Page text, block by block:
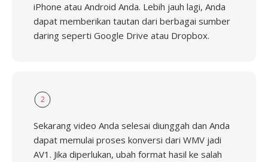
iPhone atau Android Anda. Lebih jauh lagi, Anda
dapat memberikan tautan dari berbagai sumber
daring seperti Google Drive atau Dropbox.
2
Sekarang video Anda selesai diunggah dan Anda
dapat memulai proses konversi dari WMV jadi
AV1. Jika diperlukan, ubah format hasil ke salah